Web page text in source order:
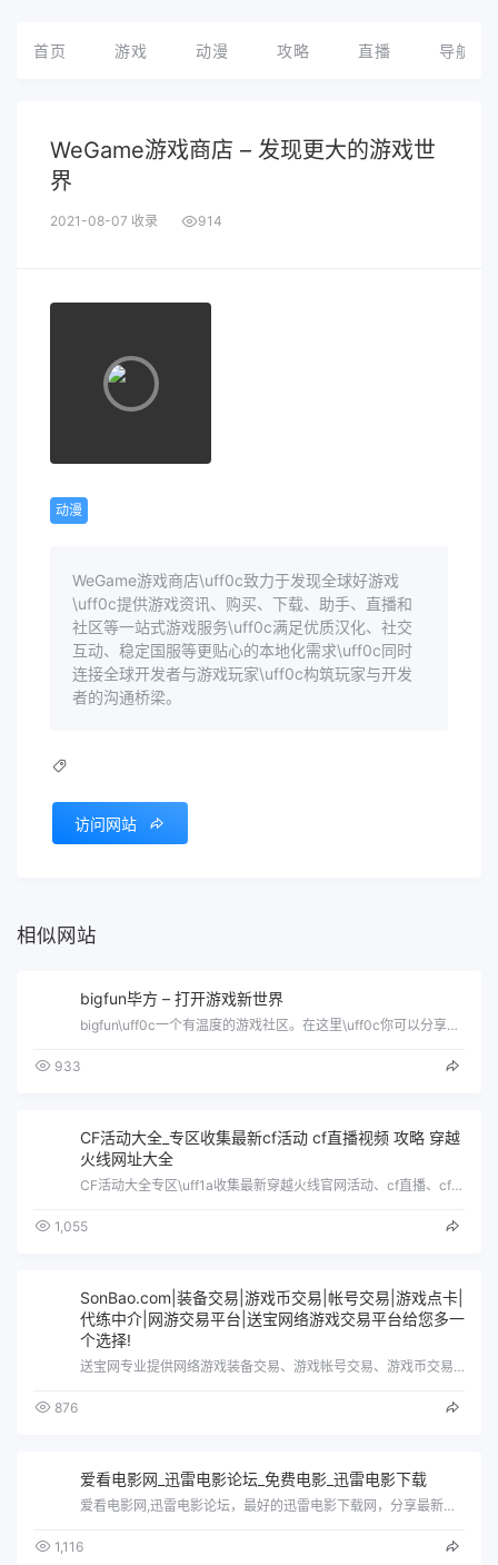
首页 游戏 动漫 攻略 直播 导航
WeGame游戏商店 – 发现更大的游戏世
界
2021-08-07 收录 914
动漫
WeGame游戏商店\uff0c致力于发现全球好游戏
\uff0c提供游戏资讯、购买、下载、助手、直播和
社区等一站式游戏服务\uff0c满足优质汉化、社交
互动、稳定国服等更贴心的本地化需求\uff0c同时
连接全球开发者与游戏玩家\uff0c构筑玩家与开发
者的沟通桥梁。
访问网站
相似网站
bigfun毕方 – 打开游戏新世界
bigfun\uff0c一个有温度的游戏社区。在这里\uff0c你可以分享游戏话题、评测、攻略\uff0c与更多的游戏同好相识。现在…
933
CF活动大全_专区收集最新cf活动 cf直播视频 攻略 穿越
火线网址大全
CF活动大全专区\uff1a收集最新穿越火线官网活动、cf直播、cf视频、攻略、经验\uff0c每天更新\uff01并汇总常用cf网…
1,055
SonBao.com|装备交易|游戏币交易|帐号交易|游戏点卡|
代练中介|网游交易平台|送宝网络游戏交易平台给您多一
个选择!
送宝网专业提供网络游戏装备交易、游戏帐号交易、游戏币交易、代练中介服务于一体的大型虚拟物品交易平台,同时在网游交易原有担保寄售交易基…
876
爱看电影网_迅雷电影论坛_免费电影_迅雷电影下载
爱看电影网,迅雷电影论坛，最好的迅雷电影下载网，分享最新电影，高清电影、综艺、动漫、电视剧等下载！
1,116